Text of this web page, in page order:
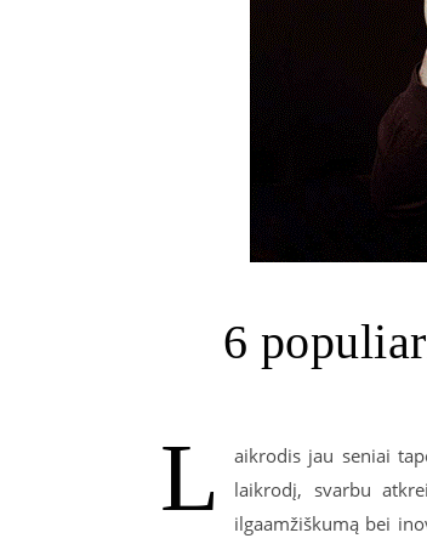
6
L
aikrodis jau seniai
laikrodį, svarbu
ilgaamžiškumą bei